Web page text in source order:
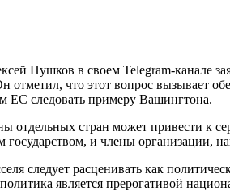
Пушков в своем Telegram-канале
что этот вопрос вызывает
ЕС следовать примеру Вашингтона.
стран может привести к
и члены организации,
следует расценивать как
является прерогативой